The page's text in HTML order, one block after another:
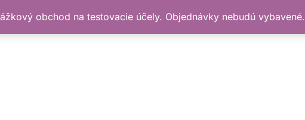
obchod na testovacie účely. Objednávky nebudú vybavené.